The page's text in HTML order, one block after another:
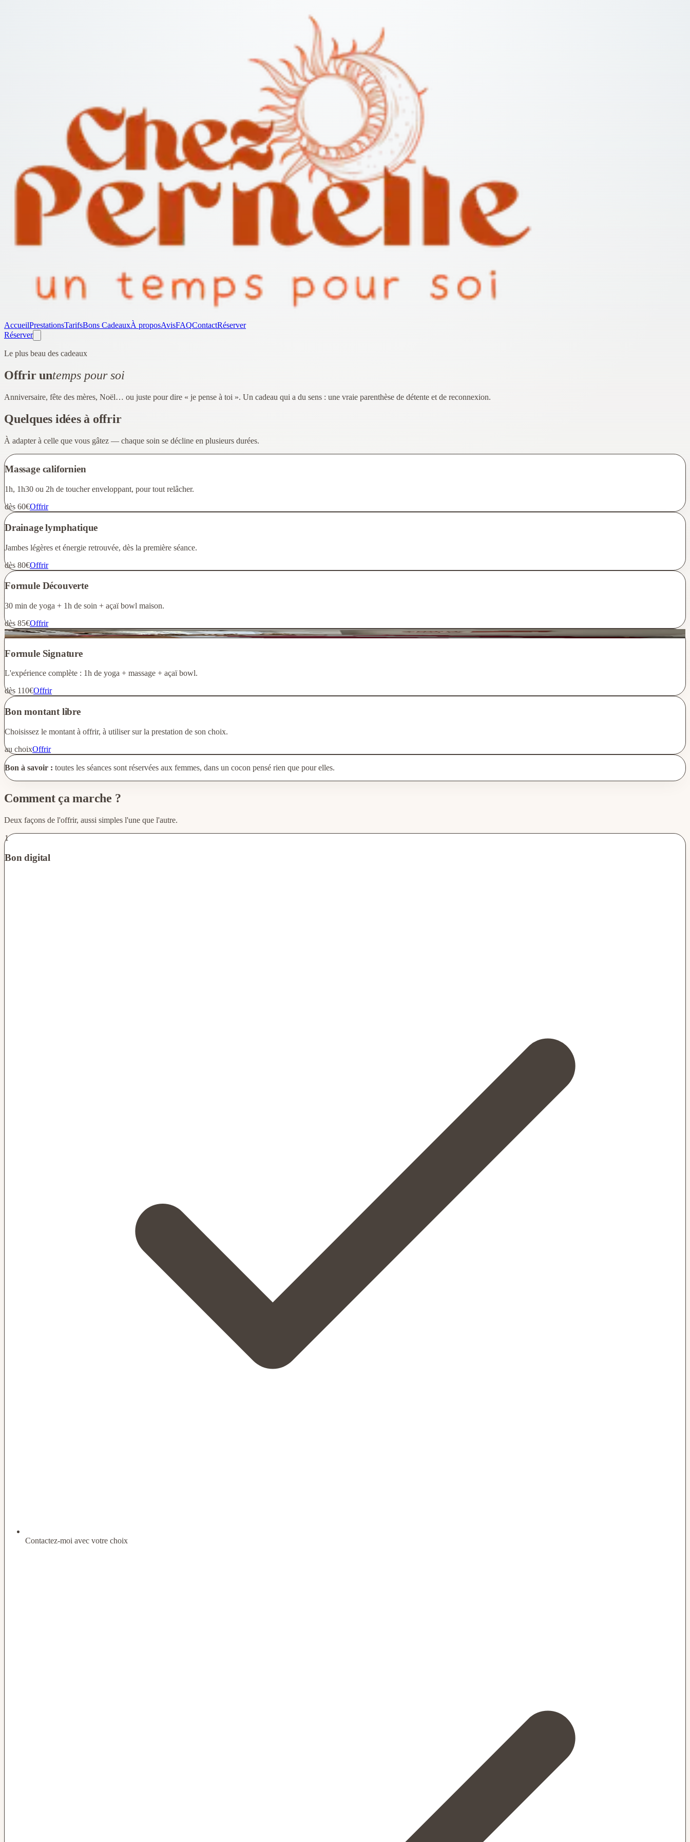
AccueilPrestationsTarifsBons CadeauxÀ proposAvisFAQContactRéserver
Réserver
Le plus beau des cadeaux
Offrir untemps pour soi
Anniversaire, fête des mères, Noël… ou juste pour dire « je pense à toi ». Un cadeau qui a du sens : une vraie parenthèse de détente et de reconnexion.
Quelques idées à offrir
À adapter à celle que vous gâtez — chaque soin se décline en plusieurs durées.
Massage californien
1h, 1h30 ou 2h de toucher enveloppant, pour tout relâcher.
dès 60€Offrir
Drainage lymphatique
Jambes légères et énergie retrouvée, dès la première séance.
dès 80€Offrir
Formule Découverte
30 min de yoga + 1h de soin + açaï bowl maison.
dès 85€Offrir
Coup de cœur
Formule Signature
L'expérience complète : 1h de yoga + massage + açaï bowl.
dès 110€Offrir
Bon montant libre
Choisissez le montant à offrir, à utiliser sur la prestation de son choix.
au choixOffrir
Bon à savoir : toutes les séances sont réservées aux femmes, dans un cocon pensé rien que pour elles.
Comment ça marche ?
Deux façons de l'offrir, aussi simples l'une que l'autre.
1
Bon digital
Contactez-moi avec votre choix